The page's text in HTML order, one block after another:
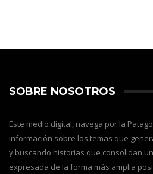
SOBRE NOSOTROS
Este medio digital, navega por la
información sobre los temas que
y buscando historias que consolidan
expresada de la forma más amplia